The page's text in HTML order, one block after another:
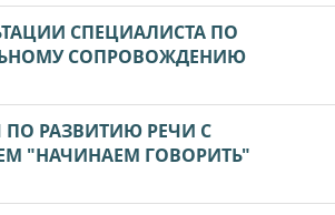
СПЕЦИАЛИСТА ПО
СОПРОВОЖДЕНИЮ
ПО РАЗВИТИЮ РЕЧИ С
"НАЧИНАЕМ ГОВОРИТЬ"